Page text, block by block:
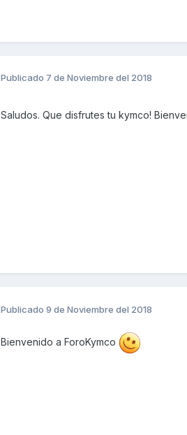
Publicado 7 de Noviembre del 2018
Saludos. Que disfrutes tu kymco!
Publicado 9 de Noviembre del 2018
Bienvenido a ForoKymco